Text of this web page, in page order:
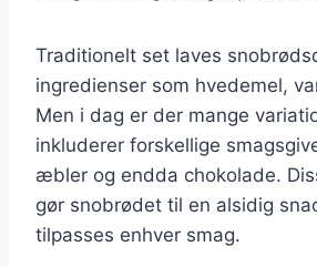
Traditionelt set laves
ingredienser som hvedemel,
Men i dag er der mange
inkluderer forskellige
æbler og endda chokolade.
gør snobrødet til en alsidig
tilpasses enhver smag.